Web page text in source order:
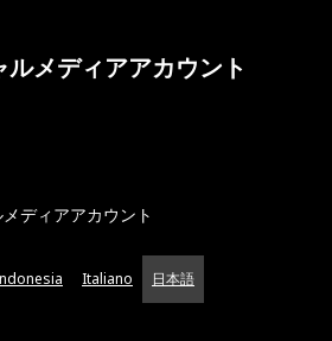
ルメディアアカウント
ディアアカウント
Italiano 日本語